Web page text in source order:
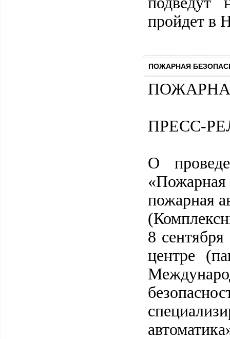
пройдет в
ПОЖАРНАЯ
ПРЕСС-
О
пожарная
8
центре